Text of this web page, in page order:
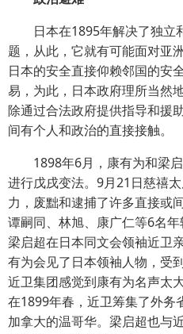
日本在1895年解决了独立
题，从此，它就有可能面对亚
日本的安全直接仰赖邻国的安
易，为此，日本政府理所当然
除通过合法政府提供指导和援
间有个人和政治的直接接触。
1898年6月，康有为和梁启
进行戊戌变法。9月21日慈禧
力，废黜和逮捕了许多直接或
谭嗣同、林旭、康广仁等6名
梁启超在日本同文会领袖近卫
有为会见了日本领袖人物，受
近卫集团感觉到康有为名声太
在1899年春，近卫筹集了外务
加拿大的温哥华。梁启超也与